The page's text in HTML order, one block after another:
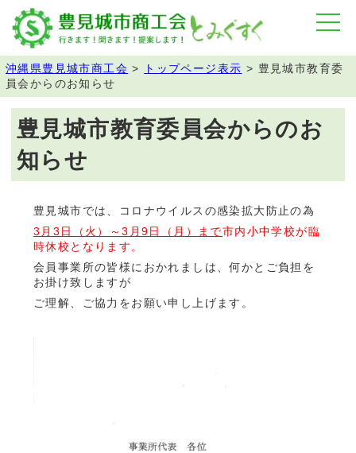
沖縄県豊見城市商工会 > トップページ表示 > 豊見城市教育委
員会からのお知らせ
豊見城市教育委員会からのお
知らせ
豊見城市では、コロナウイルスの感染拡大防止の為
3月3日（火）～3月9日（月）まで市内小中学校が臨
時休校となります。
会員事業所の皆様におかれましは、何かとご負担を
お掛け致しますが
ご理解、ご協力をお願い申し上げます。